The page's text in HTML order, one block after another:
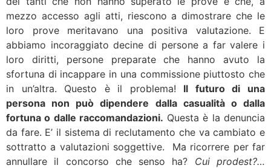
mezzo accesso agli atti, riescono a dimostrare che le
loro prove meritavano una positiva valutazione. E
abbiamo incoraggiato decine di persone a far valere i
loro diritti, persone preparate che hanno avuto la
sfortuna di incappare in una commissione piuttosto che
in un’altra. Questo è il problema! Il futuro di una
persona non può dipendere dalla casualità o dalla
fortuna o dalle raccomandazioni. Questa è la denuncia
da fare. E’ il sistema di reclutamento che va cambiato e
sottratto a valutazioni soggettive. Ma ricorrere per far
annullare il concorso che senso ha? Cui prodest?…